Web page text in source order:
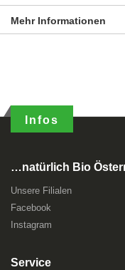
Mehr Informationen
Infos
…natürlich Bio
Unsere Filialen
Facebook
Instagram
Service